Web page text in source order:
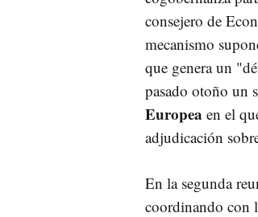
consejero de
mecanismo
que genera un
pasado otoño un
Europea en el
adjudicación
En la segunda
coordinando con